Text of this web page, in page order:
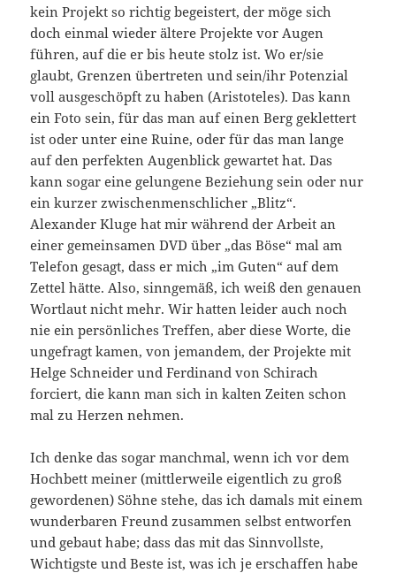
kein Projekt so richtig begeistert, der möge sich
doch einmal wieder ältere Projekte vor Augen
führen, auf die er bis heute stolz ist. Wo er/sie
glaubt, Grenzen übertreten und sein/ihr Potenzial
voll ausgeschöpft zu haben (Aristoteles). Das kann
ein Foto sein, für das man auf einen Berg geklettert
ist oder unter eine Ruine, oder für das man lange
auf den perfekten Augenblick gewartet hat. Das
kann sogar eine gelungene Beziehung sein oder nur
ein kurzer zwischenmenschlicher „Blitz“.
Alexander Kluge hat mir während der Arbeit an
einer gemeinsamen DVD über „das Böse“ mal am
Telefon gesagt, dass er mich „im Guten“ auf dem
Zettel hätte. Also, sinngemäß, ich weiß den genauen
Wortlaut nicht mehr. Wir hatten leider auch noch
nie ein persönliches Treffen, aber diese Worte, die
ungefragt kamen, von jemandem, der Projekte mit
Helge Schneider und Ferdinand von Schirach
forciert, die kann man sich in kalten Zeiten schon
mal zu Herzen nehmen.
Ich denke das sogar manchmal, wenn ich vor dem
Hochbett meiner (mittlerweile eigentlich zu groß
gewordenen) Söhne stehe, das ich damals mit einem
wunderbaren Freund zusammen selbst entworfen
und gebaut habe; dass das mit das Sinnvollste,
Wichtigste und Beste ist, was ich je erschaffen habe